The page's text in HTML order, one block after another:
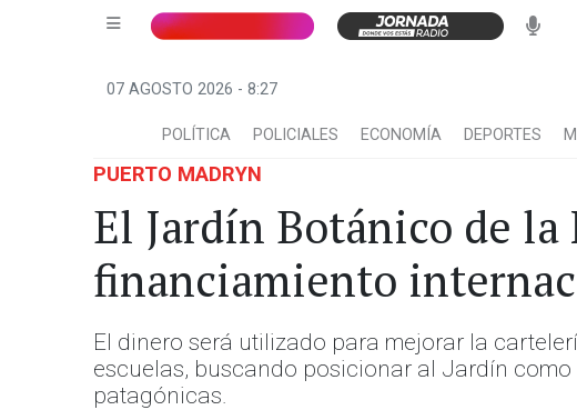
07 AGOSTO 2026 - 8:27
POLÍTICA POLICIALES ECONOMÍA DEPORTES
PUERTO MADRYN
El Jardín Botánico de
financiamiento
El dinero será utilizado para mejorar la
escuelas, buscando posicionar al Jardín
patagónicas.